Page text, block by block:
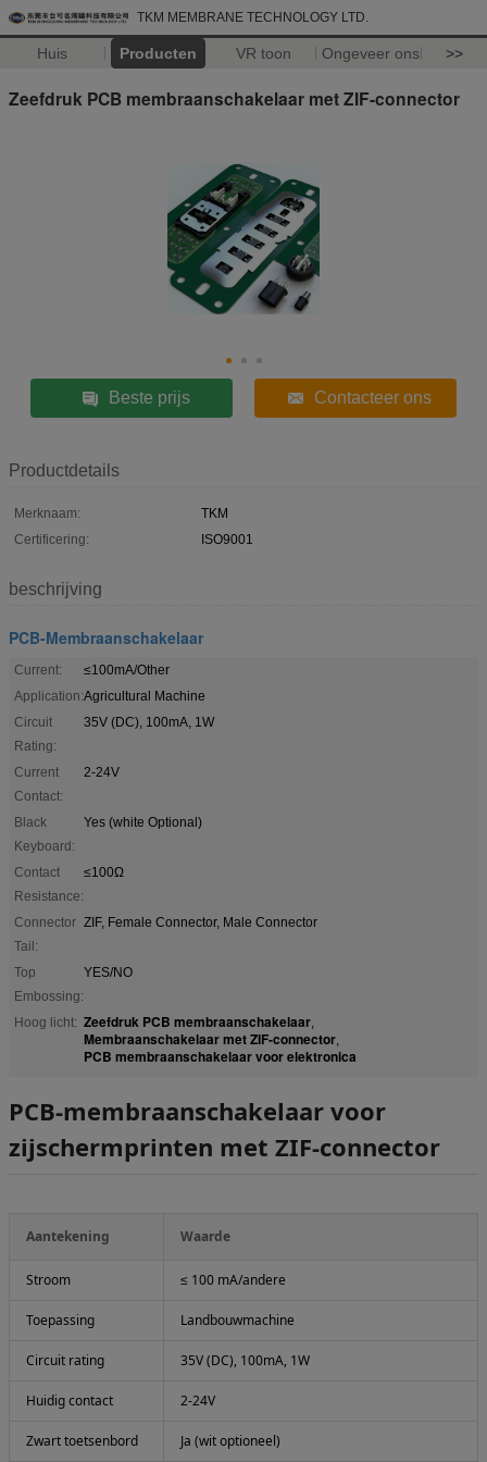
TKM MEMBRANE TECHNOLOGY LTD.
Huis Producten VR toon Ongeveer ons >>
Zeefdruk PCB membraanschakelaar met ZIF-connector
Beste prijs Contacteer ons
Productdetails
Merknaam:
TKM
Certificering:
ISO9001
beschrijving
PCB-Membraanschakelaar
Current:
≤100mA/Other
Application:Agricultural Machine
Circuit
Rating:
35V (DC), 100mA, 1W
Current
Contact:
2-24V
Black
Keyboard:
Yes (white Optional)
Contact
Resistance:
≤100Ω
Connector
Tail:
ZIF, Female Connector, Male Connector
Top
Embossing:
YES/NO
Hoog licht: Zeefdruk PCB membraanschakelaar,
Membraanschakelaar met ZIF-connector,
PCB membraanschakelaar voor elektronica
PCB-membraanschakelaar voor
zijschermprinten met ZIF-connector
Aantekening Waarde
Stroom ≤ 100 mA/andere
Toepassing Landbouwmachine
Circuit rating 35V (DC), 100mA, 1W
Huidig contact 2-24V
Zwart toetsenbord Ja (wit optioneel)